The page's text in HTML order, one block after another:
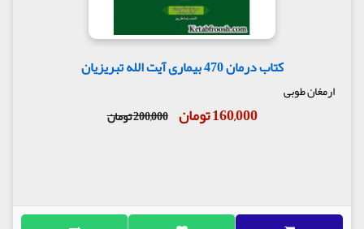
کتاب درمان 470 بیماری آیت الله تبریزیان
ارمغان طوبی
160,000 تومان 200,000 تومان